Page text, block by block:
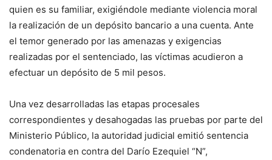
quien es su familiar, exigiéndole mediante violencia moral
la realización de un depósito bancario a una cuenta. Ante
el temor generado por las amenazas y exigencias
realizadas por el sentenciado, las víctimas acudieron a
efectuar un depósito de 5 mil pesos.
Una vez desarrolladas las etapas procesales
correspondientes y desahogadas las pruebas por parte del
Ministerio Público, la autoridad judicial emitió sentencia
condenatoria en contra del Darío Ezequiel “N”,